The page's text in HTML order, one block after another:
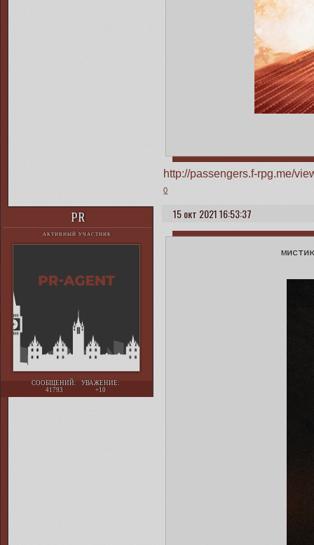
http://passengers.f-rpg.me/
0
15 окт 2021 16:53:37
PR
АКТИВНЫЙ УЧАСТНИК
СООБЩЕНИЙ:
41793
УВАЖЕНИЕ:
+10